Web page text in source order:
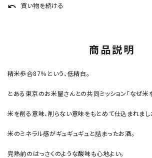
undo 買い物を続ける
商品説明
精米歩合87％という、低精白。
とある東京のお米屋さんとの共同ミッション「なぜ米
米を削る意味、削らない意味をもとめて仕込まれまし
米のミネラル感がギュギュギュと詰まったお酒。
完熟前のはっさくのような酸味も心地よい。